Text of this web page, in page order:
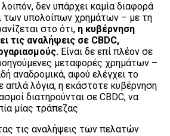
δεν υπάρχει καμία διαφορά
των υπολοίπων χρημάτων – με τη
στο ότι, η κυβέρνηση
τις αναλήψεις σε CBDC,
Είναι δε επί πλέον σε
μεταφορές χρημάτων –
αναδρομικά, αφού ελέγχει το
λόγια, η εκάστοτε κυβέρνηση
διατηρούνται σε CBDC, να
μίας τράπεζας
τις αναλήψεις των πελατών